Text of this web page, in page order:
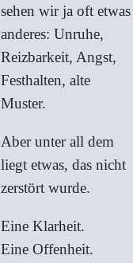
sehen wir ja oft etwas
anderes: Unruhe,
Reizbarkeit, Angst,
Festhalten, alte
Muster.
Aber unter all dem
liegt etwas, das nicht
zerstört wurde.
Eine Klarheit.
Eine Offenheit.